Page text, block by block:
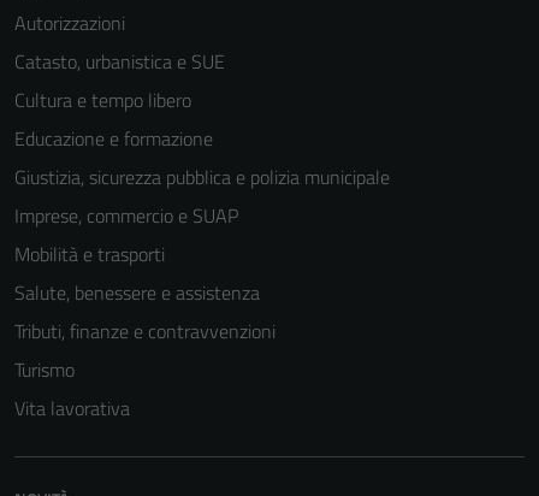
Autorizzazioni
Catasto, urbanistica e SUE
Cultura e tempo libero
Educazione e formazione
Giustizia, sicurezza pubblica e polizia municipale
Imprese, commercio e SUAP
Mobilità e trasporti
Salute, benessere e assistenza
Tributi, finanze e contravvenzioni
Turismo
Vita lavorativa